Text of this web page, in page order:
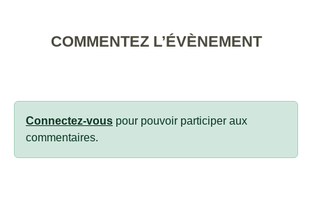
COMMENTEZ L’ÉVÈNEMENT
Connectez-vous pour pouvoir participer aux
commentaires.